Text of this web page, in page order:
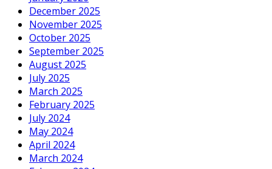
December 2025
November 2025
October 2025
September 2025
August 2025
July 2025
March 2025
February 2025
July 2024
May 2024
April 2024
March 2024